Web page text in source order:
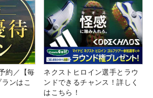
約／【毎
ンはこ
ネクストヒロイン選手とラウ
ンドできるチャンス！詳しく
はこちら！